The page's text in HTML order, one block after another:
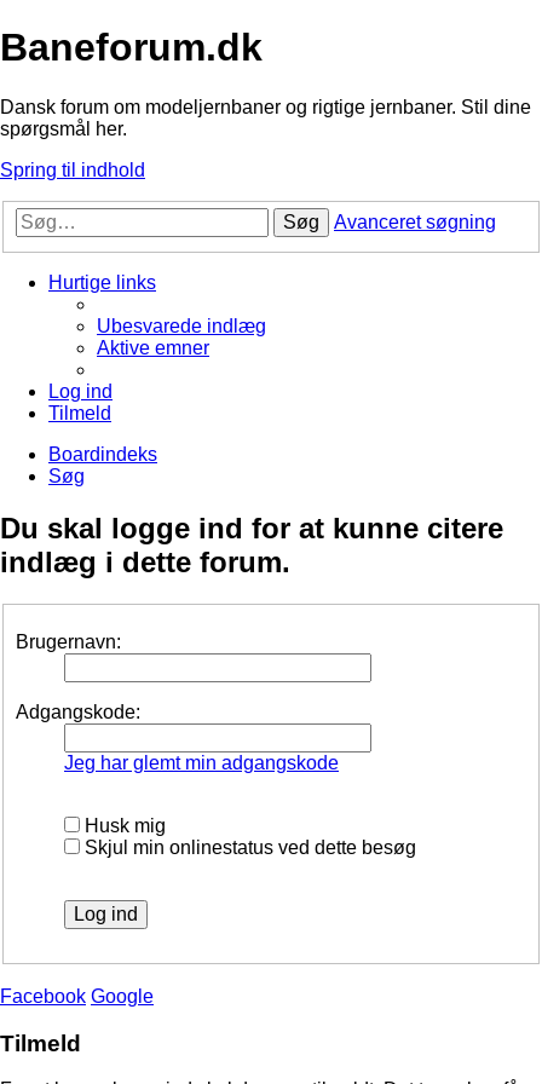
Baneforum.dk
Dansk forum om modeljernbaner og rigtige jernbaner. Stil dine
spørgsmål her.
Spring til indhold
Søg Avanceret søgning
Hurtige links
Ubesvarede indlæg
Aktive emner
Log ind
Tilmeld
Boardindeks
Søg
Du skal logge ind for at kunne citere
indlæg i dette forum.
Brugernavn:
Adgangskode:
Jeg har glemt min adgangskode
Husk mig
Skjul min onlinestatus ved dette besøg
Facebook Google
Tilmeld